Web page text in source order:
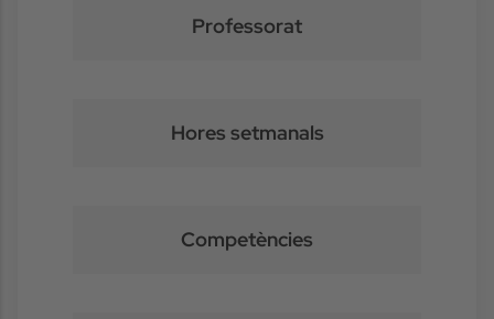
Professorat
Hores setmanals
Competències